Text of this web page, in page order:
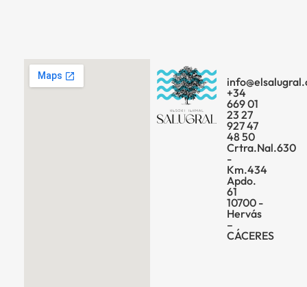
+34
669 01
23 27
927 47
48 50
Crtra.Nal.630
-
Km.434
Apdo.
61
10700 -
Hervás
–
CÁCERES